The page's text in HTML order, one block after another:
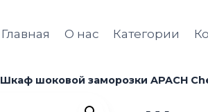
Главная О нас Категории
Шкаф шоковой заморозки APACH